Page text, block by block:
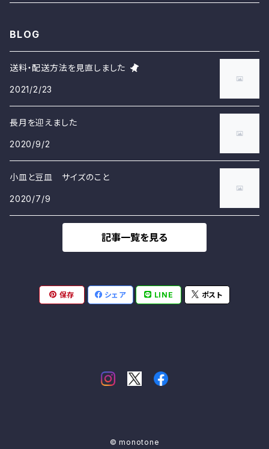
BLOG
送料・配送方法を見直しました
2021/2/23
長月を迎えました
2020/9/2
小皿と豆皿 サイズのこと
2020/7/9
記事一覧を見る
保存 シェア LINE ポスト
© monotone